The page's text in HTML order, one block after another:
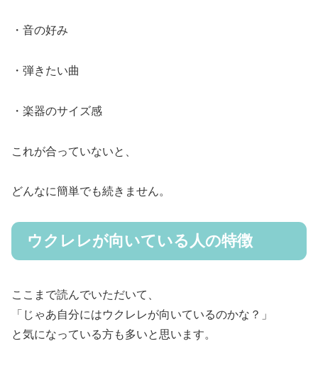
・音の好み
・弾きたい曲
・楽器のサイズ感
これが合っていないと、
どんなに簡単でも続きません。
ウクレレが向いている人の特徴
ここまで読んでいただいて、
「じゃあ自分にはウクレレが向いているのかな？」
と気になっている方も多いと思います。